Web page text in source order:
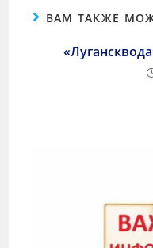
ВАМ ТАКЖЕ